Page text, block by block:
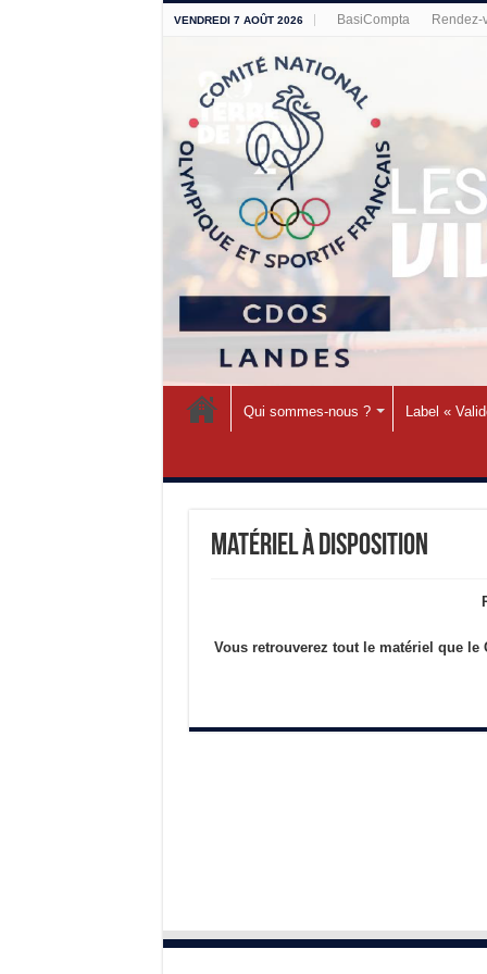
VENDREDI 7 AOÛT 2026 BasiCompta Rendez-
Qui sommes-nous ? Label «
Matériel à disposition
Vous retrouverez tout le matériel que